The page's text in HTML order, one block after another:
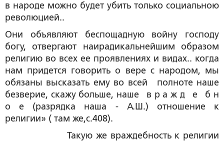
в народе можно будет убить только социальною
революцией..
Они объявляют беспощадную войну господу
богу, отвергают наирадикальнейшим образом
религию во всех ее проявлениях и видах.. когда
нам придется говорить о вере с народом, мы
обязаны высказать ему во всей полноте наше
безверие, скажу больше, наше в р а ж д е б н
о е (разрядка наша - А.Ш.) отношение к
религии» ( там же,с.408).
Такую же враждебность к религии